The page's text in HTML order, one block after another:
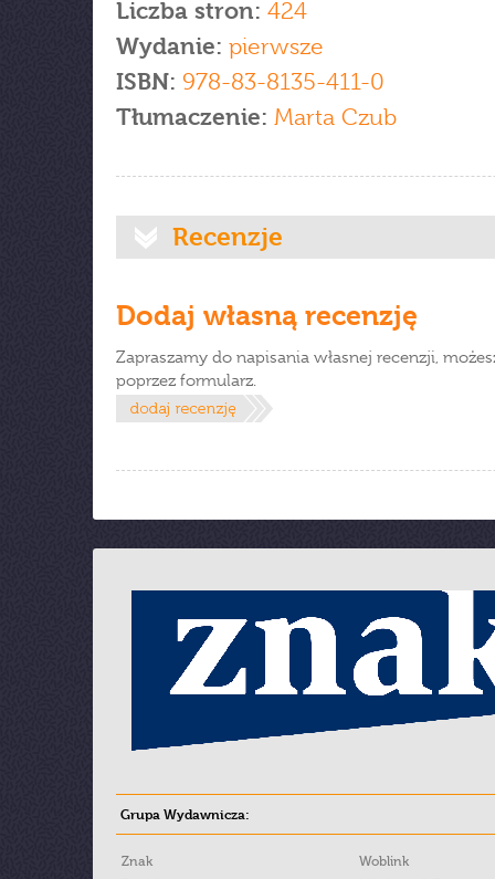
Liczba stron: 424
Wydanie: pierwsze
ISBN: 978-83-8135-411-0
Tłumaczenie: Marta Czub
Recenzje
Dodaj własną recenzję
Zapraszamy do napisania własnej recenzji,
poprzez formularz.
Grupa Wydawnicza:
Znak
Woblink